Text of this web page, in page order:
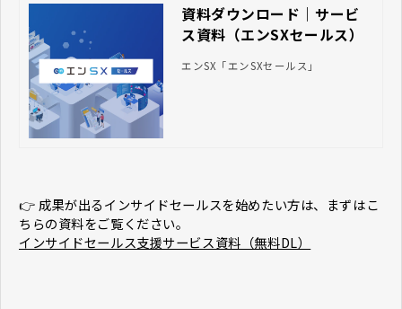
資料ダウンロード｜サービ
ス資料（エンSXセールス）
エンSX「エンSXセールス」
👉 成果が出るインサイドセールスを始めたい方は、まずはこ
ちらの資料をご覧ください。
インサイドセールス支援サービス資料（無料DL）